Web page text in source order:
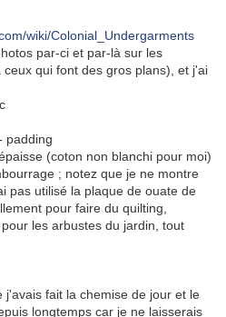
wiki/Colonial_Undergarments
par-ci et par-là sur les
qui font des gros plans), et j'ai
(coton non blanchi pour moi)
; notez que je ne montre
pas utilisé la plaque de ouate de
pour faire du quilting,
les arbustes du jardin, tout
j'avais fait la chemise de jour et le
longtemps car je ne laisserais